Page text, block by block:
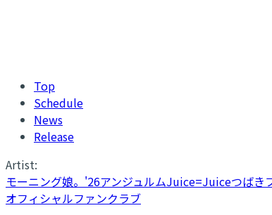
Top
Schedule
News
Release
Artist:
モーニング娘。'26アンジュルムJuice=Juiceつばき
オフィシャルファンクラブ